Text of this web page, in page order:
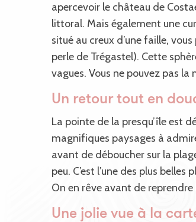
apercevoir le château de
littoral. Mais également une
situé au creux d’une faille,
perle de Trégastel). Cette
vagues. Vous ne pouvez pas
Un retour tout en
La pointe de la presqu’île est
magnifiques paysages à
avant de déboucher sur la
peu. C’est l’une des plus
On en rêve avant de reprendre
Une jolie vue à la